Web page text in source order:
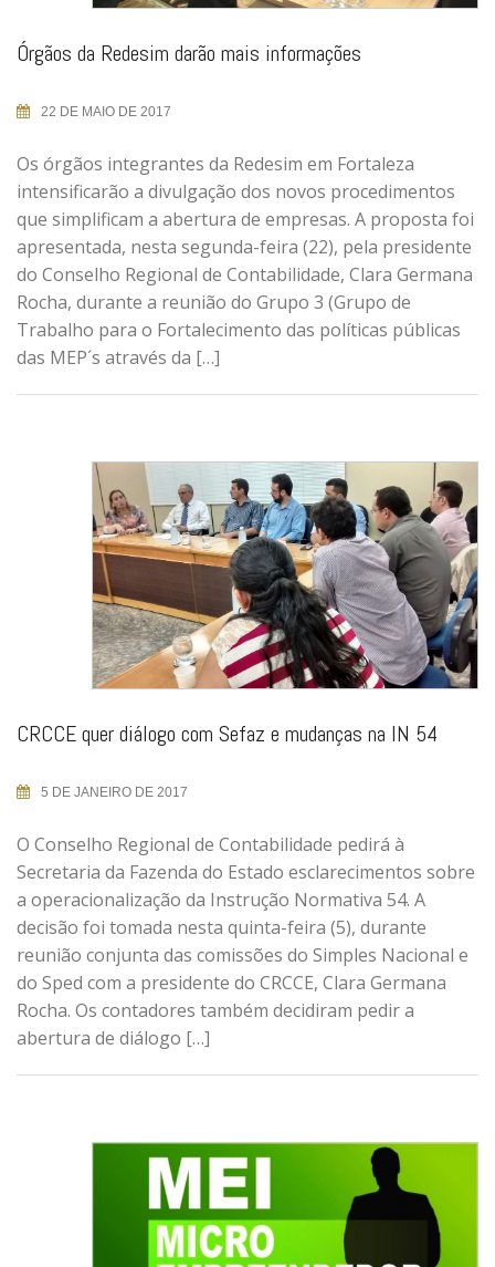
Órgãos da Redesim darão mais informações
22 DE MAIO DE 2017
Os órgãos integrantes da Redesim em Fortaleza
intensificarão a divulgação dos novos procedimentos
que simplificam a abertura de empresas. A proposta foi
apresentada, nesta segunda-feira (22), pela presidente
do Conselho Regional de Contabilidade, Clara Germana
Rocha, durante a reunião do Grupo 3 (Grupo de
Trabalho para o Fortalecimento das políticas públicas
das MEP´s através da […]
CRCCE quer diálogo com Sefaz e mudanças na IN 54
5 DE JANEIRO DE 2017
O Conselho Regional de Contabilidade pedirá à
Secretaria da Fazenda do Estado esclarecimentos sobre
a operacionalização da Instrução Normativa 54. A
decisão foi tomada nesta quinta-feira (5), durante
reunião conjunta das comissões do Simples Nacional e
do Sped com a presidente do CRCCE, Clara Germana
Rocha. Os contadores também decidiram pedir a
abertura de diálogo […]